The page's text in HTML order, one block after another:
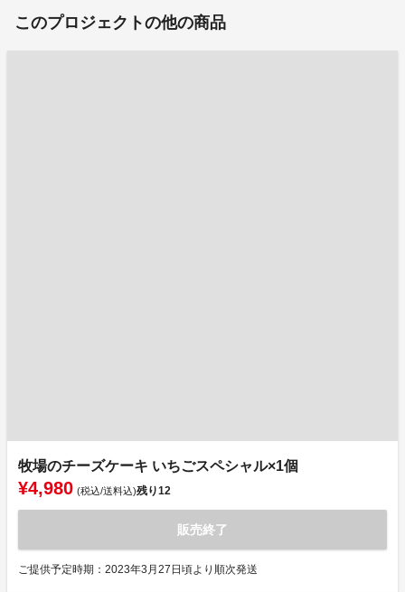
このプロジェクトの他の商品
牧場のチーズケーキ いちごスペシャル×1個
¥4,980 (税込/送料込)残り12
販売終了
ご提供予定時期：2023年3月27日頃より順次発送